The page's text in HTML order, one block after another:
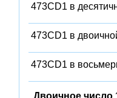
473CD1 в
473CD1 в
473CD1 в
Двоичное число